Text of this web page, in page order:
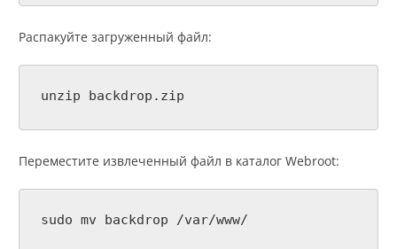
Распакуйте загруженный файл:
unzip backdrop.zip
Переместите извлеченный файл в каталог Webroot:
sudo mv backdrop /var/www/